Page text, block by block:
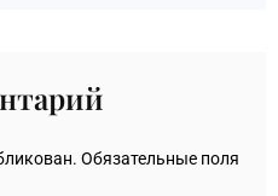
Обязательные поля